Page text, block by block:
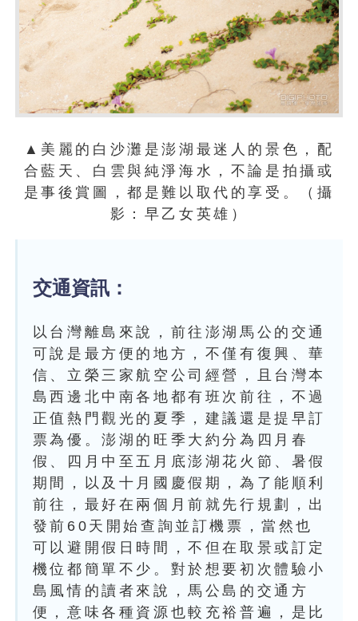
▲美麗的白沙灘是澎湖最迷人的景色，配
合藍天、白雲與純淨海水，不論是拍攝或
是事後賞圖，都是難以取代的享受。（攝
影：早乙女英雄）
交通資訊：
以台灣離島來說，前往澎湖馬公的交通
可說是最方便的地方，不僅有復興、華
信、立榮三家航空公司經營，且台灣本
島西邊北中南各地都有班次前往，不過
正值熱門觀光的夏季，建議還是提早訂
票為優。澎湖的旺季大約分為四月春
假、四月中至五月底澎湖花火節、暑假
期間，以及十月國慶假期，為了能順利
前往，最好在兩個月前就先行規劃，出
發前60天開始查詢並訂機票，當然也
可以避開假日時間，不但在取景或訂定
機位都簡單不少。對於想要初次體驗小
島風情的讀者來說，馬公島的交通方
便，意味各種資源也較充裕普遍，是比